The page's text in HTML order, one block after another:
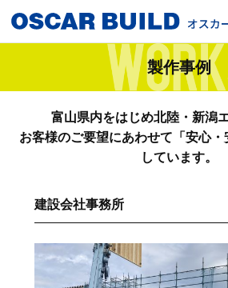
製作事例
富山県内をはじめ北陸・新潟
お客様のご要望にあわせて「安心
しています。
建設会社事務所